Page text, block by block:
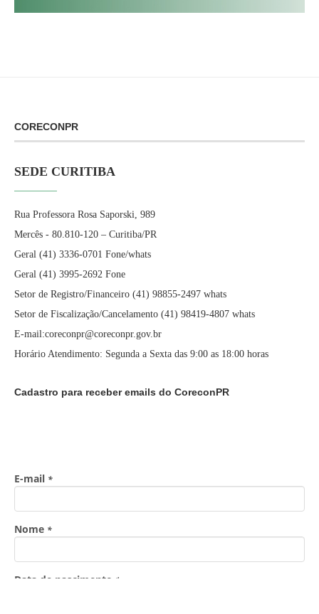
CORECONPR
SEDE CURITIBA
Rua Professora Rosa Saporski, 989
Mercês - 80.810-120 – Curitiba/PR
Geral (41) 3336-0701 Fone/whats
Geral (41) 3995-2692 Fone
Setor de Registro/Financeiro (41) 98855-2497 whats
Setor de Fiscalização/Cancelamento (41) 98419-4807 whats
E-mail:coreconpr@coreconpr.gov.br
Horário Atendimento: Segunda a Sexta das 9:00 as 18:00 horas
Cadastro para receber emails do CoreconPR